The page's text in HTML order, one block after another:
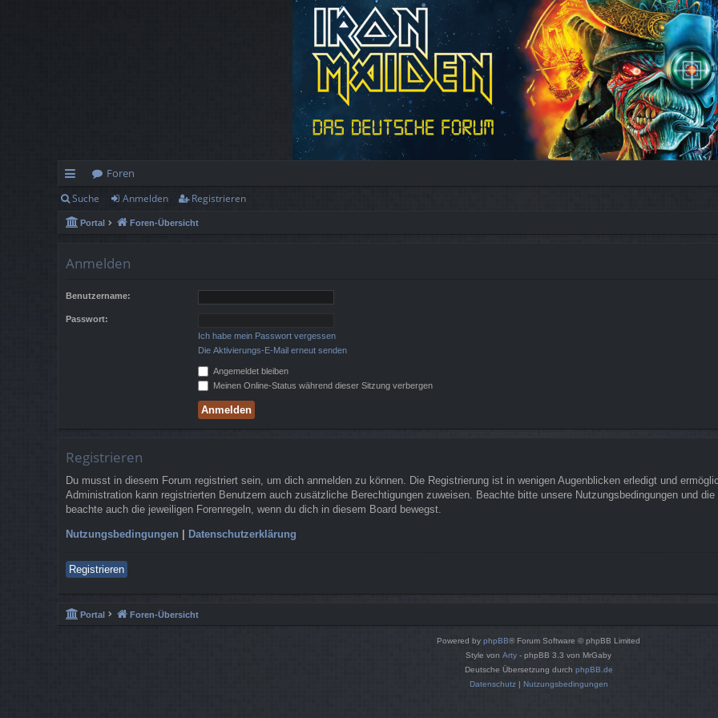
ch
ne
Foren
Suche Anmelden Registrieren
Portal Foren-Übersicht
Anmelden
Benutzername:
Passwort:
Ich habe mein Passwort vergessen
Die Aktivierungs-E-Mail erneut senden
Angemeldet bleiben
Meinen Online-Status während dieser Sitzung verbergen
Registrieren
Du musst in diesem Forum registriert sein, um dich anmelden zu können. Die Registrierung ist in wenigen Augenblicken erledigt und
Administration kann registrierten Benutzern auch zusätzliche Berechtigungen zuweisen. Beachte bitte unsere Nutzungsbedingungen und
beachte auch die jeweiligen Forenregeln, wenn du dich in diesem Board bewegst.
Nutzungsbedingungen | Datenschutzerklärung
Registrieren
Portal Foren-Übersicht
Powered by phpBB® Forum Software © phpBB Limited
Style von Arty - phpBB 3.3 von MrGaby
Deutsche Übersetzung durch phpBB.de
Datenschutz| Nutzungsbedingungen